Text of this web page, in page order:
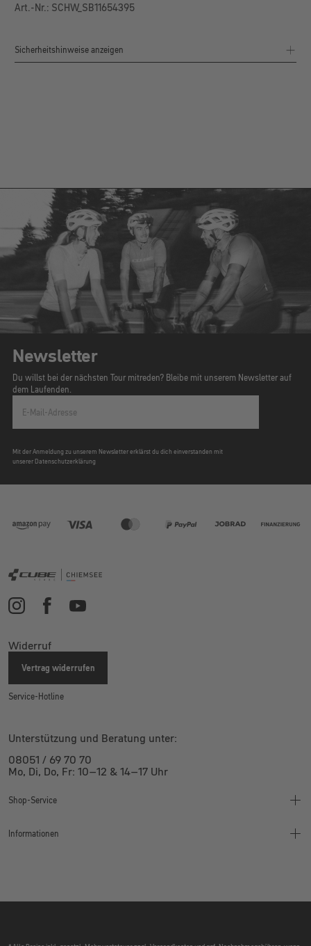
Art.-Nr.: SCHW_SB11654395
Sicherheitshinweise anzeigen
Newsletter
Du willst bei der nächsten Tour mitreden? Bleibe mit unserem Newsletter auf
dem Laufenden.
E-Mail-Adresse
Mit der Anmeldung zu unserem Newsletter erklärst du dich einverstanden mit
unserer Datenschutzerklärung
Widerruf
Vertrag widerrufen
Service-Hotline
Unterstützung und Beratung unter:
08051 / 69 70 70
Mo, Di, Do, Fr: 10–12 & 14–17 Uhr
Shop-Service
Bestpreis Garantie
Informationen
Jobs